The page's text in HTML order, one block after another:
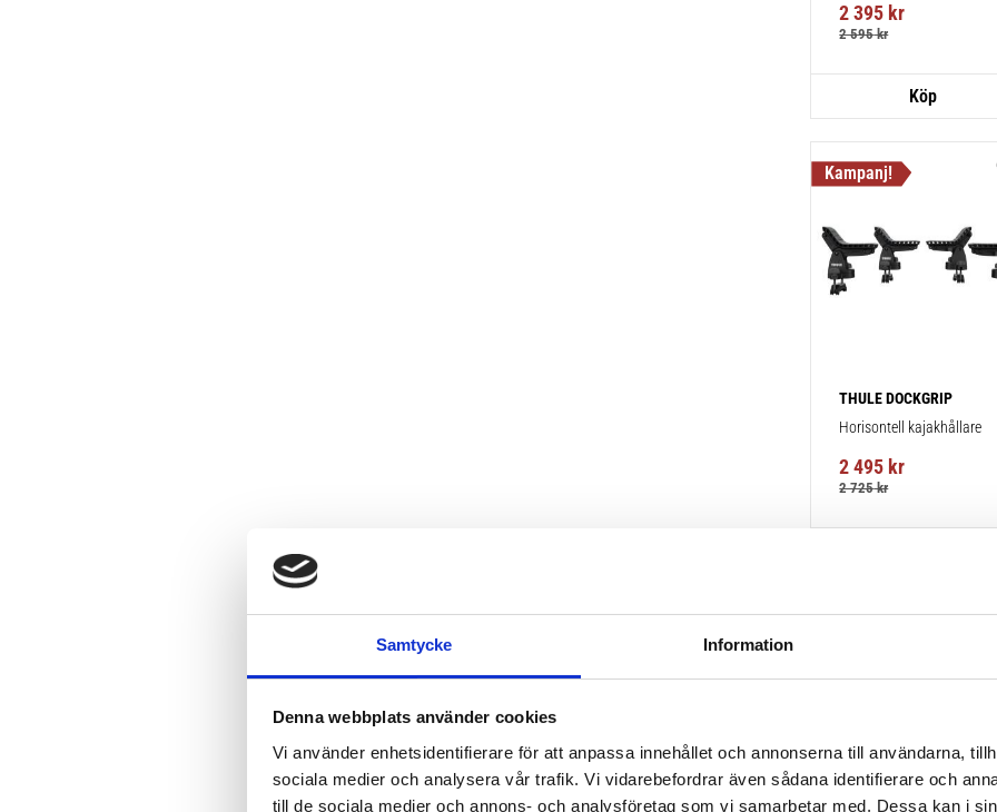
Samtycke Information
Denna webbplats använder cookies
Vi använder enhetsidentifierare för att anpassa innehållet och annonserna till användarna,
sociala medier och analysera vår trafik. Vi vidarebefordrar även sådana identifierare och
till de sociala medier och annons- och analysföretag som vi samarbetar med. Dessa kan i
2 395 kr
2 595kr
THULE DOCKGRIP
Horisontell kajakhållare
2 495 kr
2 725kr